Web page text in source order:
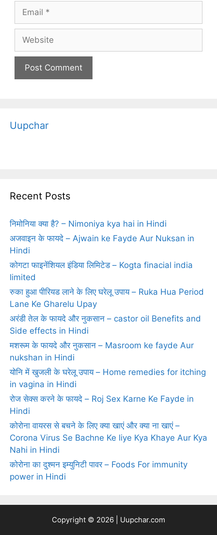
Uupchar
Recent Posts
निमोनिया क्‍या है? – Nimoniya kya hai in Hindi
अजवाइन के फायदे – Ajwain ke Fayde Aur Nuksan in
Hindi
कोगटा फाइनेंशियल इंडिया लिमिटेड – Kogta finacial india
limited
रुका हुआ पीरियड लाने के लिए घरेलू उपाय – Ruka Hua Period
Lane Ke Gharelu Upay
अरंडी तेल के फायदे और नुकसान – castor oil Benefits and
Side effects in Hindi
मशरूम के फायदे और नुकसान – Masroom ke fayde Aur
nukshan in Hindi
योनि में खुजली के घरेलू उपाय – Home remedies for itching
in vagina in Hindi
रोज सेक्‍स करने के फायदे – Roj Sex Karne Ke Fayde in
Hindi
कोरोना वायरस से बचने के लिए क्या खाएं और क्या ना खाएं –
Corona Virus Se Bachne Ke liye Kya Khaye Aur Kya
Nahi in Hindi
कोरोना का दुश्मन इम्युनिटी पावर – Foods For immunity
power in Hindi
Copyright © 2026 | Uupchar.com